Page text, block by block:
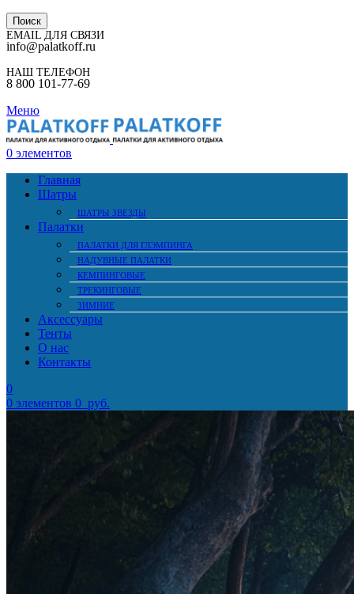
Поиск
EMAIL ДЛЯ СВЯЗИ
info@palatkoff.ru
НАШ ТЕЛЕФОН
8 800 101-77-69
Меню
0 элементов
Главная
Шатры
ШАТРЫ ЗВЕЗДЫ
Палатки
ПАЛАТКИ ДЛЯ ГЛЭМПИНГА
НАДУВНЫЕ ПАЛАТКИ
КЕМПИНГОВЫЕ
ТРЕКИНГОВЫЕ
ЗИМНИЕ
Аксессуары
Тенты
О нас
Контакты
0
0 элементов 0 руб.